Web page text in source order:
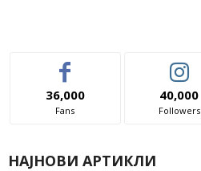
36,000
Fans
40,000
Followers
НАЈНОВИ АРТИКЛИ